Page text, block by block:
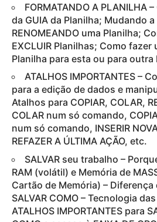
FORMATANDO A PLANILHA
da GUIA da Planilha; Mudando
RENOMEANDO uma Planilha;
EXCLUIR Planilhas; Como fazer
Planilha para esta ou para outra
ATALHOS IMPORTANTES –
para a edição de dados e
Atalhos para COPIAR, COLAR,
COLAR num só comando,
num só comando, INSERIR
REFAZER A ÚLTIMA AÇÃO, etc.
SALVAR seu trabalho –
RAM (volátil) e Memória de
Cartão de Memória) – Diferença
SALVAR COMO – Tecnologia
ATALHOS IMPORTANTES para